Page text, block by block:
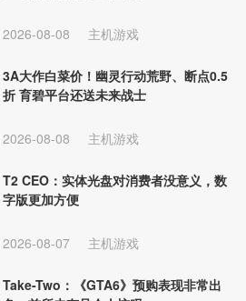
2026-08-08 主机游戏
3A大作白菜价！幽灵行动荒野、断点0.5
折 育碧平台还送未来战士
2026-08-08 主机游戏
T2 CEO：实体光盘对消费者没意义，数
字版更加方便
2026-08-07 主机游戏
Take-Two：《GTA6》预购表现非常出